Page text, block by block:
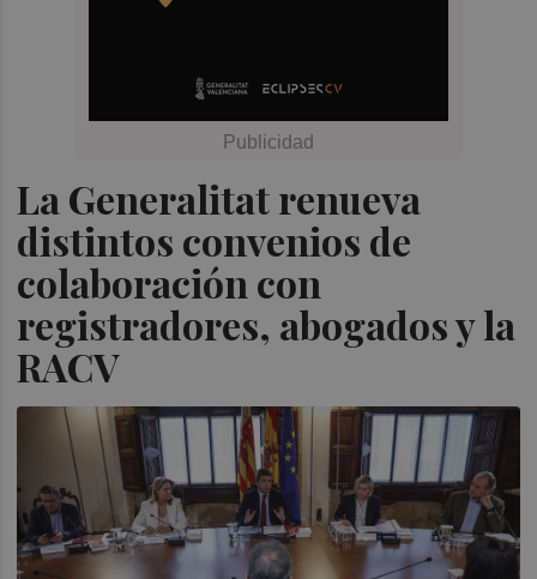
La Generalitat renueva
distintos convenios de
colaboración con
registradores, abogados y la
RACV